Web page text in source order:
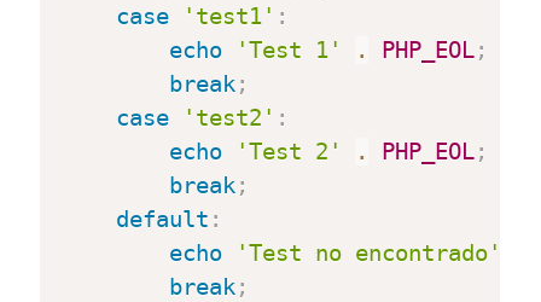
case
'test1' :
echo
'Test 1' . PHP_EOL;
break;
case
'test2' :
echo
'Test 2' . PHP_EOL;
break;
default :
echo
'Test no encontrado'
break;